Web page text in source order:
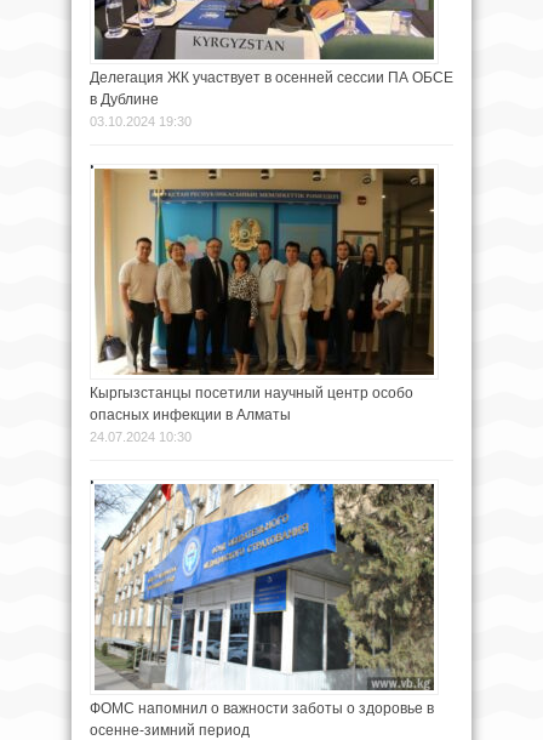
Делегация ЖК участвует в осенней сессии ПА ОБСЕ
в Дублине
03.10.2024 19:30
Кыргызстанцы посетили научный центр особо
опасных инфекции в Алматы
24.07.2024 10:30
ФОМС напомнил о важности заботы о здоровье в
осенне-зимний период